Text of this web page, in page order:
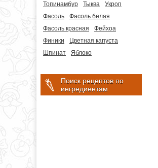
Топинамбур
Тыква
Укроп
Фасоль
Фасоль белая
Фасоль красная
Фейхоа
Финики
Цветная капуста
Шпинат
Яблоко
Поиск рецептов по
ингредиентам